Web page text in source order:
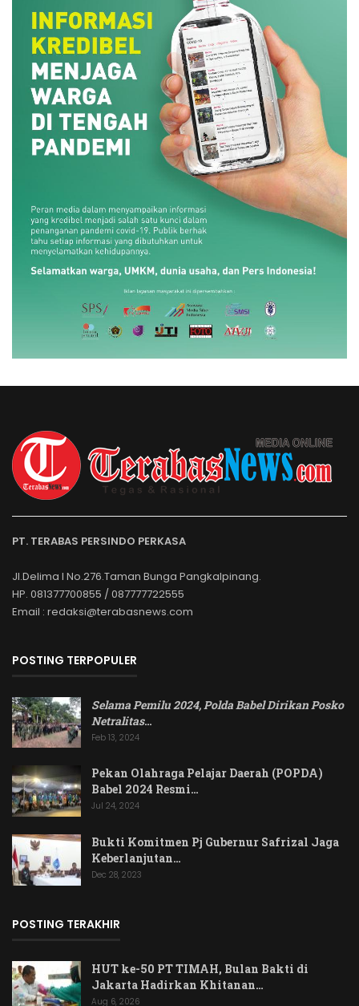
PT. TERABAS PERSINDO PERKASA
Jl.Delima I No.276.Taman Bunga Pangkalpinang.
HP. 081377700855 / 087777722555
Email : redaksi@terabasnews.com
POSTING TERPOPULER
Selama Pemilu 2024, Polda Babel Dirikan Posko
Netralitas…
Feb 13, 2024
Pekan Olahraga Pelajar Daerah (POPDA)
Babel 2024 Resmi…
Jul 24, 2024
Bukti Komitmen Pj Gubernur Safrizal Jaga
Keberlanjutan…
Dec 28, 2023
POSTING TERAKHIR
HUT ke-50 PT TIMAH, Bulan Bakti di
Jakarta Hadirkan Khitanan…
Aug 6, 2026